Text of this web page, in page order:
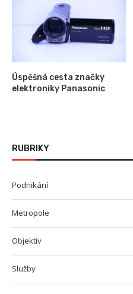
Úspěšná cesta značky
elektroniky Panasonic
RUBRIKY
Podnikání
Metropole
Objektiv
Služby